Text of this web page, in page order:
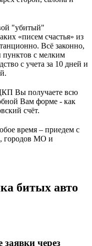
"убитый"
«писем счастья» из
Всё законно,
пунктов с мелким
с учета за 10 дней и
Вы получаете всю
Вам форме - как
счёт.
время – приедем с
городов МО и
битых авто
через